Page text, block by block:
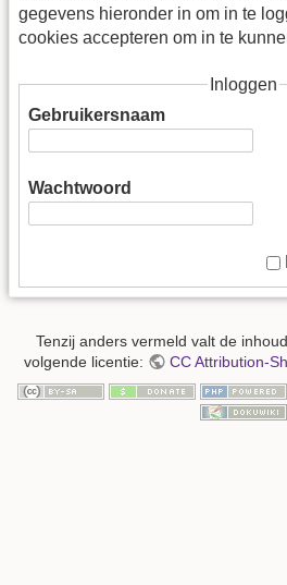
gegevens hieronder in om in te
cookies accepteren om in te
Inloggen
Gebruikersnaam
Wachtwoord
Tenzij anders vermeld valt de
volgende licentie:
CC Attribution-